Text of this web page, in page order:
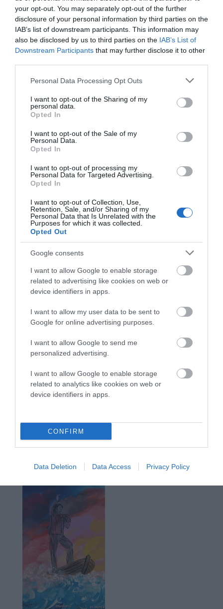
your opt-out. You may separately opt-out of the further
disclosure of your personal information by third parties on the
IAB’s list of downstream participants. This information may
also be disclosed by us to third parties on the IAB’s List of
Downstream Participants that may further disclose it to other
Please note that this website/app uses one or more Google
not limited to your visit or usage behaviour. You may click to
grant or deny consent to Google and its third-party tags to
use your data for below specified purposes in below Google
consent section.
Personal Data Processing Opt Outs
I want to opt-out of the Sharing of my
personal data.
Opted In
I want to opt-out of the Sale of my
Personal Data.
Opted In
I want to opt-out of processing my
Personal Data for Targeted Advertising.
Opted In
I want to opt-out of Collection, Use,
Retention, Sale, and/or Sharing of my
Personal Data that Is Unrelated with the
Purposes for which it was collected.
Opted Out
Google consents
I want to allow Google to enable storage
related to advertising like cookies on web or
device identifiers in apps.
I want to allow my user data to be sent to
Google for online advertising purposes.
I want to allow Google to send me
personalized advertising.
I want to allow Google to enable storage
related to analytics like cookies on web or
device identifiers in apps.
CONFIRM
Data Deletion Data Access Privacy Policy
αυτόν τον πλοηγό για την επόμενη φορά που θα σχολιάσω.